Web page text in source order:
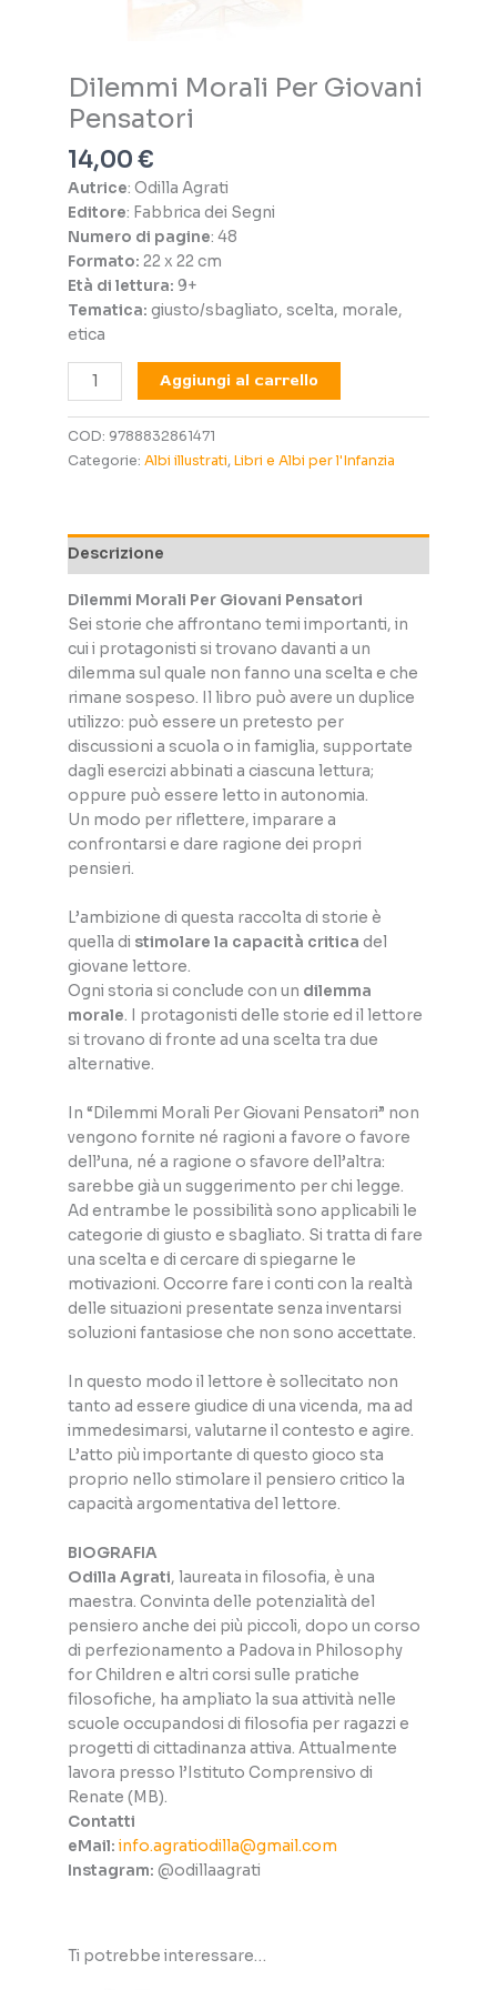
Dilemmi Morali Per Giovani
Pensatori
14,00€
Autrice: Odilla Agrati
Editore: Fabbrica dei Segni
Numero di pagine: 48
Formato: 22 x 22 cm
Età di lettura: 9+
Tematica: giusto/sbagliato, scelta, morale,
etica
Dilemmi
Morali
Per
Giovani
Pensatori
Aggiungi al carrello
COD: 9788832861471
Categorie: Albi illustrati, Libri e Albi per l'Infanzia
Descrizione
Dilemmi Morali Per Giovani Pensatori
Sei storie che affrontano temi importanti, in
cui i protagonisti si trovano davanti a un
dilemma sul quale non fanno una scelta e che
rimane sospeso. Il libro può avere un duplice
utilizzo: può essere un pretesto per
discussioni a scuola o in famiglia, supportate
dagli esercizi abbinati a ciascuna lettura;
oppure può essere letto in autonomia.
Un modo per riflettere, imparare a
confrontarsi e dare ragione dei propri
pensieri.
L’ambizione di questa raccolta di storie è
quella di stimolare la capacità critica del
giovane lettore.
Ogni storia si conclude con un dilemma
morale. I protagonisti delle storie ed il lettore
si trovano di fronte ad una scelta tra due
alternative.
In “Dilemmi Morali Per Giovani Pensatori” non
vengono fornite né ragioni a favore o favore
dell’una, né a ragione o sfavore dell’altra:
sarebbe già un suggerimento per chi legge.
Ad entrambe le possibilità sono applicabili le
categorie di giusto e sbagliato. Si tratta di fare
una scelta e di cercare di spiegarne le
motivazioni. Occorre fare i conti con la realtà
delle situazioni presentate senza inventarsi
soluzioni fantasiose che non sono accettate.
In questo modo il lettore è sollecitato non
tanto ad essere giudice di una vicenda, ma ad
immedesimarsi, valutarne il contesto e agire.
L’atto più importante di questo gioco sta
proprio nello stimolare il pensiero critico la
capacità argomentativa del lettore.
BIOGRAFIA
Odilla Agrati, laureata in filosofia, è una
maestra. Convinta delle potenzialità del
pensiero anche dei più piccoli, dopo un corso
di perfezionamento a Padova in Philosophy
for Children e altri corsi sulle pratiche
filosofiche, ha ampliato la sua attività nelle
scuole occupandosi di filosofia per ragazzi e
progetti di cittadinanza attiva. Attualmente
lavora presso l’Istituto Comprensivo di
Renate (MB).
Contatti
eMail: info.agratiodilla@gmail.com
Instagram: @odillaagrati
Ti potrebbe interessare…